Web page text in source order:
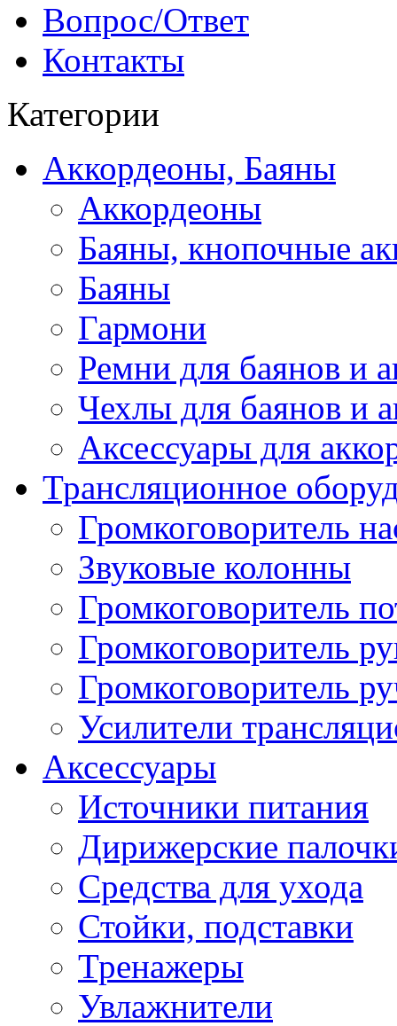
Вопрос/Ответ
Контакты
Категории
Аккордеоны, Баяны
Аккордеоны
Баяны, кнопочные
Баяны
Гармони
Ремни для баянов и
Чехлы для баянов и
Аксессуары для
Трансляционное
Громкоговоритель
Звуковые колонны
Громкоговоритель
Громкоговоритель
Громкоговоритель
Усилители
Аксессуары
Источники питания
Дирижерские
Средства для ухода
Стойки, подставки
Тренажеры
Увлажнители